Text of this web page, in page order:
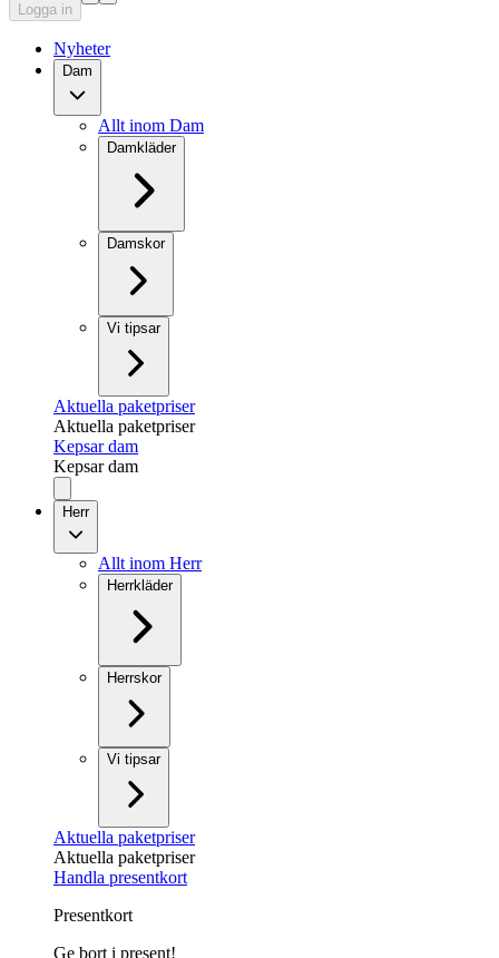
Logga in
Nyheter
Dam
Allt inom Dam
Damkläder
Damskor
Vi tipsar
Aktuella paketpriser
Aktuella paketpriser
Kepsar dam
Kepsar dam
Herr
Allt inom Herr
Herrkläder
Herrskor
Vi tipsar
Aktuella paketpriser
Aktuella paketpriser
Handla presentkort
Presentkort
Ge bort i present!